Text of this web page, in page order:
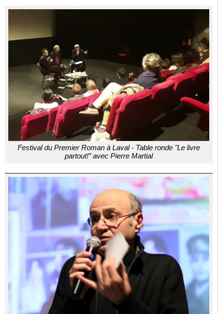
Festival du Premier Roman à Laval - Table ronde "Le livre
partout!” avec Pierre Martial